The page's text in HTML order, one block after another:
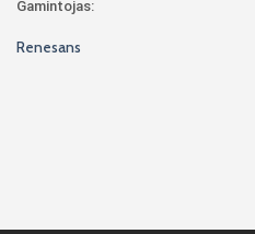
Gamintojas:
Renesans